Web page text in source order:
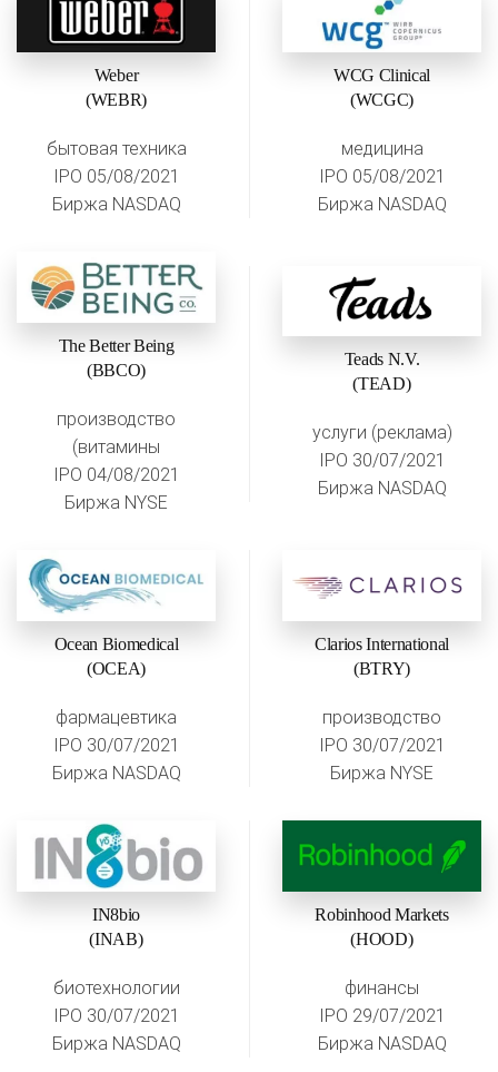
Weber
(WEBR)
бытовая техника
IPO 05/08/2021
Биржа NASDAQ
WCG Clinical
(WCGC)
медицина
IPO 05/08/2021
Биржа NASDAQ
The Better Being
(BBCO)
производство
(витамины
IPO 04/08/2021
Биржа NYSE
Teads N.V.
(TEAD)
услуги (реклама)
IPO 30/07/2021
Биржа NASDAQ
Ocean Biomedical
(OCEA)
фармацевтика
IPO 30/07/2021
Биржа NASDAQ
Clarios International
(BTRY)
производство
IPO 30/07/2021
Биржа NYSE
IN8bio
(INAB)
биотехнологии
IPO 30/07/2021
Биржа NASDAQ
Robinhood Markets
(HOOD)
финансы
IPO 29/07/2021
Биржа NASDAQ